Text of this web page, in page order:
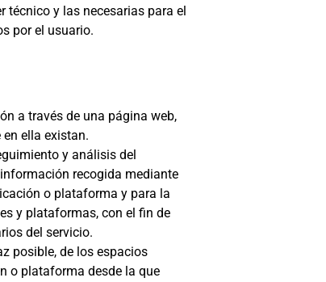
técnico y las necesarias para el
por el usuario.
a través de una página web,
ella existan.
y análisis del
recogida mediante
o plataforma y para la
y plataformas, con el fin de
del servicio.
posible, de los espacios
o plataforma desde la que